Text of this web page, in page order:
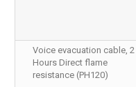
Voice evacuation cable, 2
Hours Direct flame
resistance (PH120)